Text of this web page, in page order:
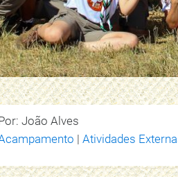
João Alves
| Atividades